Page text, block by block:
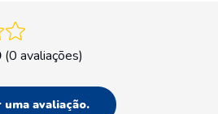
(0 avaliações)
avaliação.